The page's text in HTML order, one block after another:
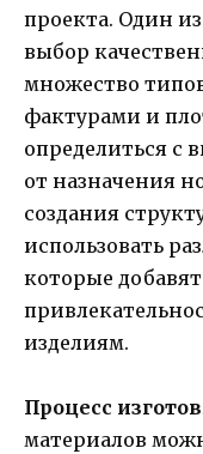
проекта. Один
выбор
множество
фактурами и
определиться с
от назначения
создания
использовать
которые
изделиям.
Процесс
материалов